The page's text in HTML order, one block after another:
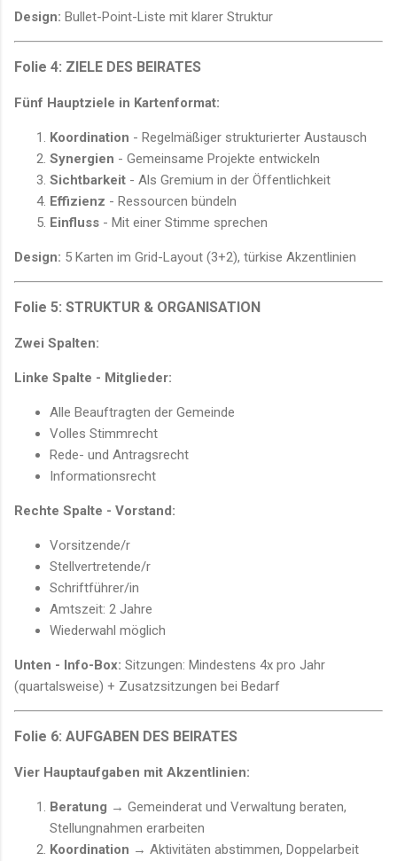
Design: Bullet-Point-Liste mit klarer Struktur
Folie 4: ZIELE DES BEIRATES
Fünf Hauptziele in Kartenformat:
Koordination - Regelmäßiger strukturierter Austausch
Synergien - Gemeinsame Projekte entwickeln
Sichtbarkeit - Als Gremium in der Öffentlichkeit
Effizienz - Ressourcen bündeln
Einfluss - Mit einer Stimme sprechen
Design: 5 Karten im Grid-Layout (3+2), türkise Akzentlinien
Folie 5: STRUKTUR & ORGANISATION
Zwei Spalten:
Linke Spalte - Mitglieder:
Alle Beauftragten der Gemeinde
Volles Stimmrecht
Rede- und Antragsrecht
Informationsrecht
Rechte Spalte - Vorstand:
Vorsitzende/r
Stellvertretende/r
Schriftführer/in
Amtszeit: 2 Jahre
Wiederwahl möglich
Unten - Info-Box: Sitzungen: Mindestens 4x pro Jahr
(quartalsweise) + Zusatzsitzungen bei Bedarf
Folie 6: AUFGABEN DES BEIRATES
Vier Hauptaufgaben mit Akzentlinien:
Beratung → Gemeinderat und Verwaltung beraten,
Stellungnahmen erarbeiten
Koordination → Aktivitäten abstimmen, Doppelarbeit